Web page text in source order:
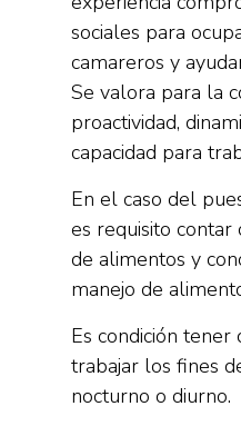
sociales para
camareros y
Se valora para la
proactividad,
capacidad para
En el caso del
es requisito
de alimentos y
manejo de
Es condición tener
trabajar los fines
nocturno o diurno.